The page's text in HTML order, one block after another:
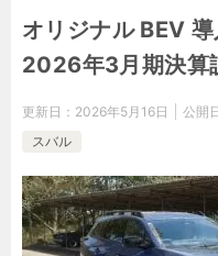
オリジナル BEV
2026年3月期決算
更新日： 2026年5月16日 公開
スバル